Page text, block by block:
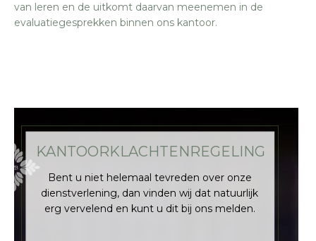
van leren en de uitkomt daarvan meenemen in de
evaluatiegesprekken binnen ons kantoor.
KANTOORKLACHTENREGELING
Bent u niet helemaal tevreden over onze
dienstverlening, dan vinden wij dat natuurlijk
erg vervelend en kunt u dit bij ons melden.